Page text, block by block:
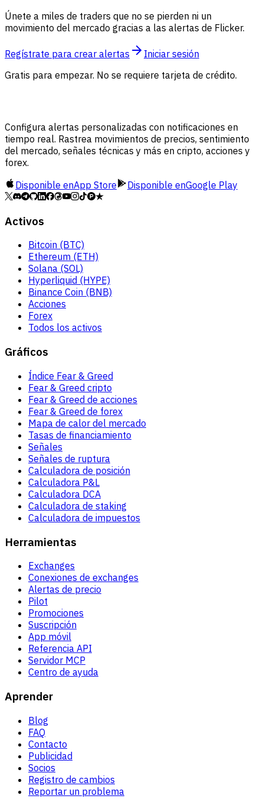
Únete a miles de traders que no se pierden ni un
movimiento del mercado gracias a las alertas de Flicker.
Regístrate para crear alertas
Iniciar sesión
Gratis para empezar. No se requiere tarjeta de crédito.
Configura alertas personalizadas con notificaciones en
tiempo real. Rastrea movimientos de precios, sentimiento
del mercado, señales técnicas y más en cripto, acciones y
forex.
Disponible enApp Store Disponible enGoogle Play
Activos
Bitcoin (BTC)
Ethereum (ETH)
Solana (SOL)
Hyperliquid (HYPE)
Binance Coin (BNB)
Acciones
Forex
Todos los activos
Gráficos
Índice Fear & Greed
Fear & Greed cripto
Fear & Greed de acciones
Fear & Greed de forex
Mapa de calor del mercado
Tasas de financiamiento
Señales
Señales de ruptura
Calculadora de posición
Calculadora P&L
Calculadora DCA
Calculadora de staking
Calculadora de impuestos
Herramientas
Exchanges
Conexiones de exchanges
Alertas de precio
Pilot
Promociones
Suscripción
App móvil
Referencia API
Servidor MCP
Centro de ayuda
Aprender
Blog
FAQ
Contacto
Publicidad
Socios
Registro de cambios
Reportar un problema